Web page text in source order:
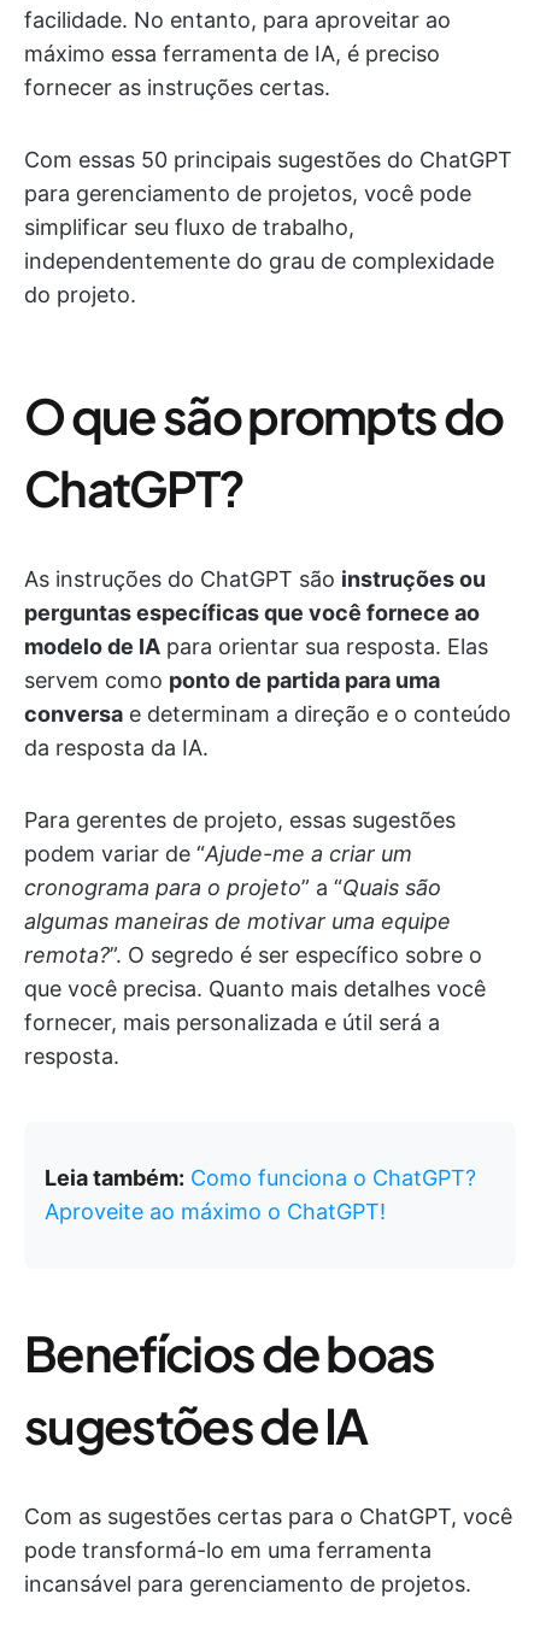
facilidade. No entanto, para aproveitar ao
máximo essa ferramenta de IA, é preciso
fornecer as instruções certas.
Com essas 50 principais sugestões do ChatGPT
para gerenciamento de projetos, você pode
simplificar seu fluxo de trabalho,
independentemente do grau de complexidade
do projeto.
O que são prompts do
ChatGPT?
As instruções do ChatGPT são instruções ou
perguntas específicas que você fornece ao
modelo de IA para orientar sua resposta. Elas
servem como ponto de partida para uma
conversa e determinam a direção e o conteúdo
da resposta da IA.
Para gerentes de projeto, essas sugestões
podem variar de “Ajude-me a criar um
cronograma para o projeto” a “Quais são
algumas maneiras de motivar uma equipe
remota?”. O segredo é ser específico sobre o
que você precisa. Quanto mais detalhes você
fornecer, mais personalizada e útil será a
resposta.
Leia também: Como funciona o ChatGPT?
Aproveite ao máximo o ChatGPT!
Benefícios de boas
sugestões de IA
Com as sugestões certas para o ChatGPT, você
pode transformá-lo em uma ferramenta
incansável para gerenciamento de projetos.